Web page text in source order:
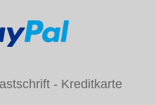
- Kreditkarte